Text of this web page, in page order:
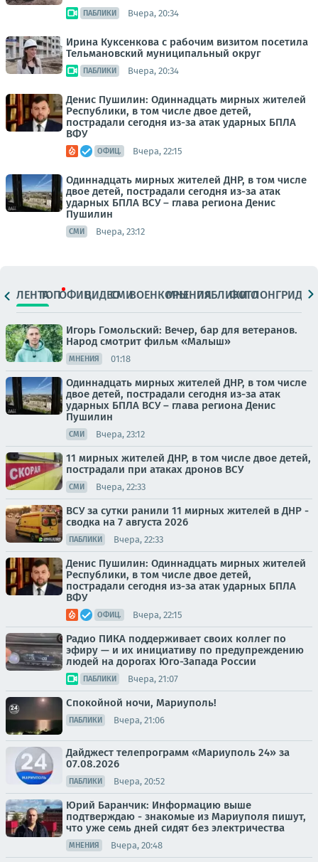
ПАБЛИКИ Вчера, 20:34
Ирина Куксенкова с рабочим визитом посетила
Тельмановский муниципальный округ
ПАБЛИКИ Вчера, 20:34
Денис Пушилин: Одиннадцать мирных жителей
Республики, в том числе двое детей,
пострадали сегодня из-за атак ударных БПЛА
ВФУ
ОФИЦ. Вчера, 22:15
Одиннадцать мирных жителей ДНР, в том числе
двое детей, пострадали сегодня из-за атак
ударных БПЛА ВСУ – глава региона Денис
Пушилин
СМИ Вчера, 23:12
ЛЕНТАТОПОФИЦ.ВИДЕОСМИВОЕНКОРЫМНЕНИЯПАБЛИКИ
ФОТОЛОНГРИДЫ
Игорь Гомольский: Вечер, бар для ветеранов.
Народ смотрит фильм «Малыш»
МНЕНИЯ 01:18
Одиннадцать мирных жителей ДНР, в том числе
двое детей, пострадали сегодня из-за атак
ударных БПЛА ВСУ – глава региона Денис
Пушилин
СМИ Вчера, 23:12
11 мирных жителей ДНР, в том числе двое детей,
пострадали при атаках дронов ВСУ
СМИ Вчера, 22:33
ВСУ за сутки ранили 11 мирных жителей в ДНР -
сводка на 7 августа 2026
ПАБЛИКИ Вчера, 22:33
Денис Пушилин: Одиннадцать мирных жителей
Республики, в том числе двое детей,
пострадали сегодня из-за атак ударных БПЛА
ВФУ
ОФИЦ. Вчера, 22:15
Радио ПИКА поддерживает своих коллег по
эфиру — и их инициативу по предупреждению
людей на дорогах Юго-Запада России
ПАБЛИКИ Вчера, 21:07
Спокойной ночи, Мариуполь!
ПАБЛИКИ Вчера, 21:06
Дайджест телепрограмм «Мариуполь 24» за
07.08.2026
ПАБЛИКИ Вчера, 20:52
Юрий Баранчик: Информацию выше
подтверждаю - знакомые из Мариуполя пишут,
что уже семь дней сидят без электричества
МНЕНИЯ Вчера, 20:48